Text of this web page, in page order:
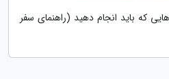
که باید انجام دهید (راهنمای سفر